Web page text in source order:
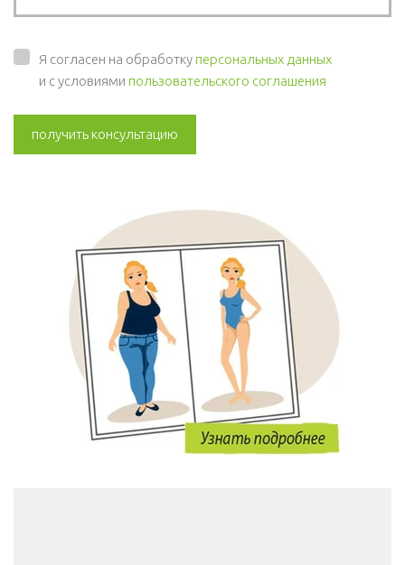
Я согласен на обработкуперсональных данных
и с условиями пользовательского соглашения
получить консультацию